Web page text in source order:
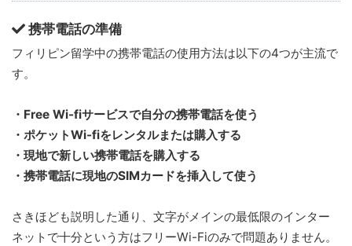
携帯電話の準備
フィリピン留学中の携帯電話の使用方法は以下の4つが主流で
す。
・Free Wi-fiサービスで自分の携帯電話を使う
・ポケットWi-fiをレンタルまたは購入する
・現地で新しい携帯電話を購入する
・携帯電話に現地のSIMカードを挿入して使う
さきほども説明した通り、文字がメインの最低限のインター
ネットで十分という方はフリーWi-Fiのみで問題ありません。